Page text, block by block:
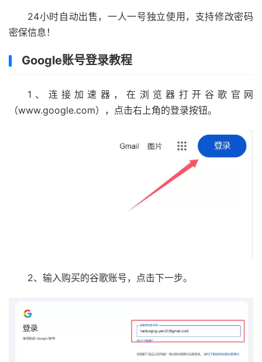
24小时自动出售，一人一号独立使用，支持修改密码
密保信息！
Google账号登录教程
1、连接加速器，在浏览器打开谷歌官网
（www.google.com），点击右上角的登录按钮。
2、输入购买的谷歌账号，点击下一步。